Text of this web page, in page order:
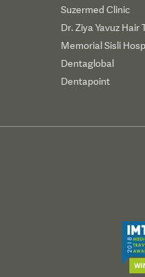
Suzermed Clinic
Dr. Ziya Yavuz
Memorial Sisli
Dentaglobal
Dentapoint